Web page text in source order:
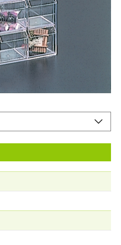
ワンランクアップ。アレンジが楽